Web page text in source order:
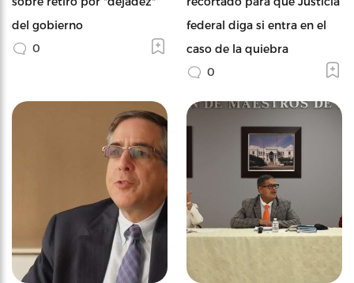
del gobierno
0
federal diga si entra en el
caso de la quiebra
0